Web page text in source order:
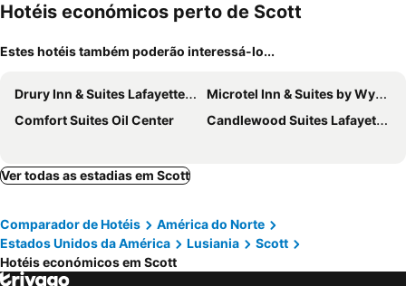
Hotéis económicos perto de Scott
Estes hotéis também poderão interessá-lo...
Drury Inn & Suites Lafayette, LA
Microtel Inn & Suites by Wyndham Scott Lafayette
Comfort Suites Oil Center
Candlewood Suites Lafayette - River Ranch by IHG
Ver todas as estadias em Scott
Comparador de Hotéis
América do Norte
Estados Unidos da América
Lusiania
Scott
Hotéis económicos em Scott